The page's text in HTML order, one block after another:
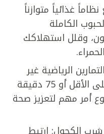
غذائياً متوازناً
الكاملة
وقلل استهلاكك
الرياضية غير
العنيفة لمدة 150 دقيقة على الأقل أو 75 دقيقة
أمر مهم لتعزيز صحة